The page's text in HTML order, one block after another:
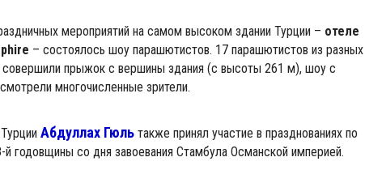
мероприятий на самом высоком здании Турции – отеле
– состоялось шоу парашютистов. 17 парашютистов из разных
совершили прыжок с вершины здания (с высоты 261 м), шоу с
многочисленные зрители.
Абдуллах Гюль также принял участие в празднованиях по
годовщины со дня завоевания Стамбула Османской империей.